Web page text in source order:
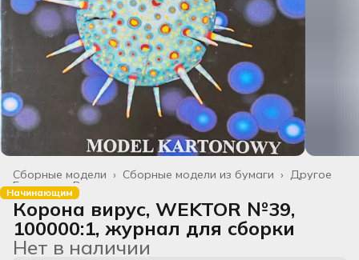
Другое
Сборные модели из бумаги ›
Сборные модели ›
Все товары
Главная ›
Начинающим
Корона вирус, WEKTOR №39,
100000:1, журнал для сборки
Нет в наличии